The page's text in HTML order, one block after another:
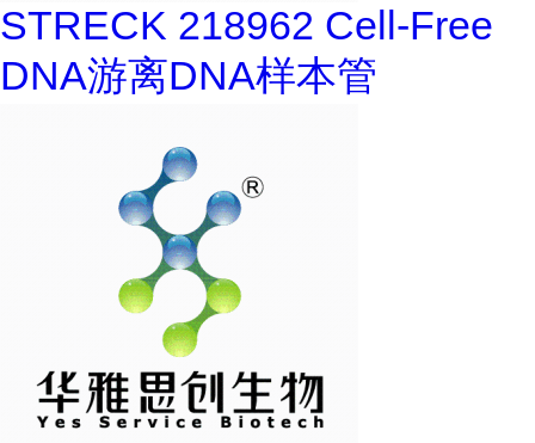
STRECK 218962 Cell-Free
DNA游离DNA样本管